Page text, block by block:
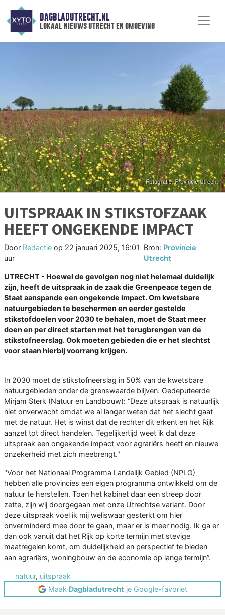
DAGBLADUTRECHT.NL
lokaal nieuws utrecht en omgeving
UITSPRAAK IN STIKSTOFZAAK
HEEFT ONGEKENDE IMPACT
Door Redactie op 22 januari 2025, 16:01
uur
Bron: Provincie
Utrecht
UTRECHT - Hoewel de gevolgen nog niet helemaal duidelijk
zijn, heeft de uitspraak in de zaak die Greenpeace tegen de
Staat aanspande een ongekende impact. Om kwetsbare
natuurgebieden te beschermen en eerder gestelde
stikstofdoelen voor 2030 te behalen, moet de Staat meer
doen en per direct starten met het terugbrengen van de
stikstofneerslag. Ook moeten gebieden die er het slechtst
voor staan hierbij voorrang krijgen.
In 2030 moet de stikstofneerslag in 50% van de kwetsbare
natuurgebieden onder de grenswaarde blijven. Gedeputeerde
Mirjam Sterk (Natuur en Landbouw): “Deze uitspraak is natuurlijk
niet onverwacht omdat we al langer weten dat het slecht gaat
met de natuur. Het is winst dat de rechter dit erkent en het Rijk
aanzet tot direct handelen. Tegelijkertijd weet ik dat deze
uitspraak een ongekende impact voor agrariërs heeft en nieuwe
onzekerheid met zich meebrengt."
"Voor het Nationaal Programma Landelijk Gebied (NPLG)
hebben alle provincies een eigen programma ontwikkeld om de
natuur te herstellen. Toen het kabinet daar een streep door
zette, zijn wij doorgegaan met onze Utrechtse variant. Door
deze uitspraak voel ik mij weliswaar gesterkt om hier
onverminderd mee door te gaan, maar er is meer nodig. Ik ga er
dan ook vanuit dat het Rijk op korte termijn met stevige
maatregelen komt, om duidelijkheid en perspectief te bieden
aan agrariërs, woningbouw en de economie op lange termijn”.
natuur, uitspraak
Maak Dagbladutrecht je Google-favoriet